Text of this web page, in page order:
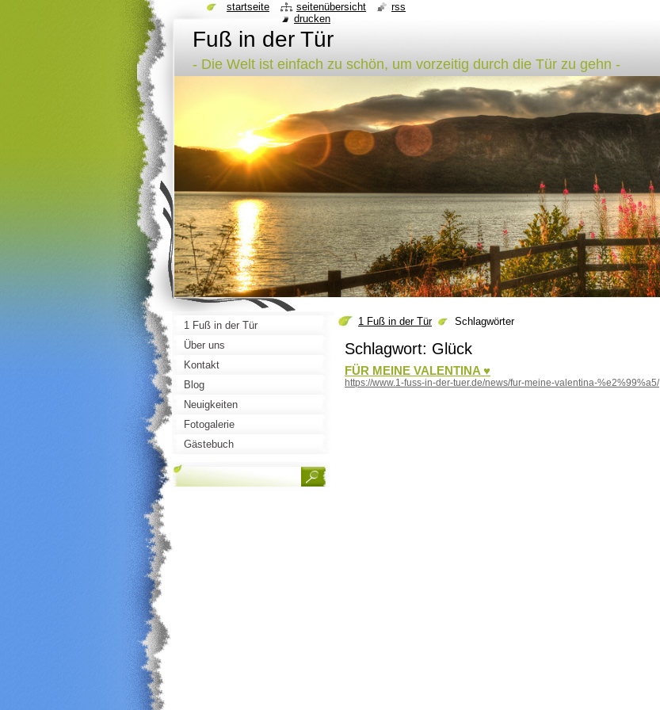
Fuß in der Tür
- Die Welt ist einfach zu schön, um vorzeitig durch die Tür zu gehn -
1 Fuß in der Tür Schlagwörter
Schlagwort: Glück
FÜR MEINE VALENTINA ♥
https://www.1-fuss-in-der-tuer.de/news/fur-meine-valentina-%e2%99%a5/
1 Fuß in der Tür
Über uns
Kontakt
Blog
Neuigkeiten
Fotogalerie
Gästebuch
startseite seitenübersicht
rss
drucken